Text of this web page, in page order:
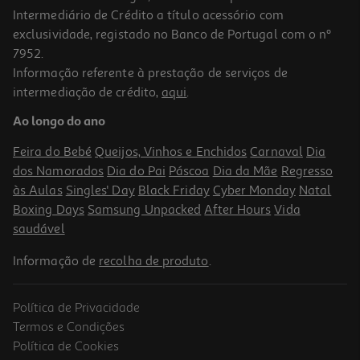
Selfie Stick Com Tripé Tnb Inselfiewh Bluetooth Pro
24.99 €/un
24,99 €
Intermediário de Crédito a título acessório com
exclusividade, registado no Banco de Portugal com o nº
7952.
Informação referente à prestação de serviços de
intermediação de crédito, aqui.
Ao longo do ano
Feira do Bebé Queijos, Vinhos e Enchidos Carnaval Dia
dos Namorados Dia do Pai Páscoa Dia da Mãe Regresso
às Aulas Singles' Day Black Friday Cyber Monday Natal
Boxing Days Samsung Unpacked After Hours Vida
saudável
Informação de recolha de produto.
Política de Privacidade
Termos e Condições
Política de Cookies